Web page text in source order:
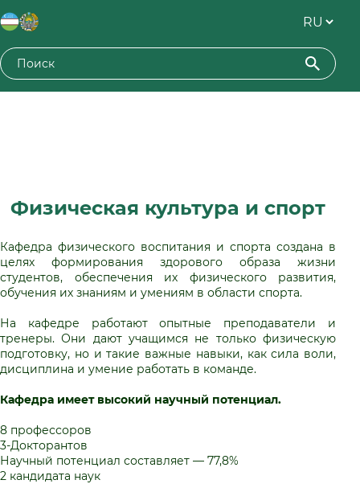
Физическая культура и спорт
Кафедра физического воспитания и спорта создана в
целях формирования здорового образа жизни
студентов, обеспечения их физического развития,
обучения их знаниям и умениям в области спорта.
На кафедре работают опытные преподаватели и
тренеры. Они дают учащимся не только физическую
подготовку, но и такие важные навыки, как сила воли,
дисциплина и умение работать в команде.
Кафедра имеет высокий научный потенциал.
8 профессоров
3-Докторантов
Научный потенциал составляет — 77,8%
2 кандидата наук